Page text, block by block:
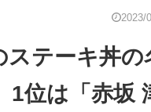
業向けIT製品の総合サイト
2023/
ステーキ丼
位は「赤坂